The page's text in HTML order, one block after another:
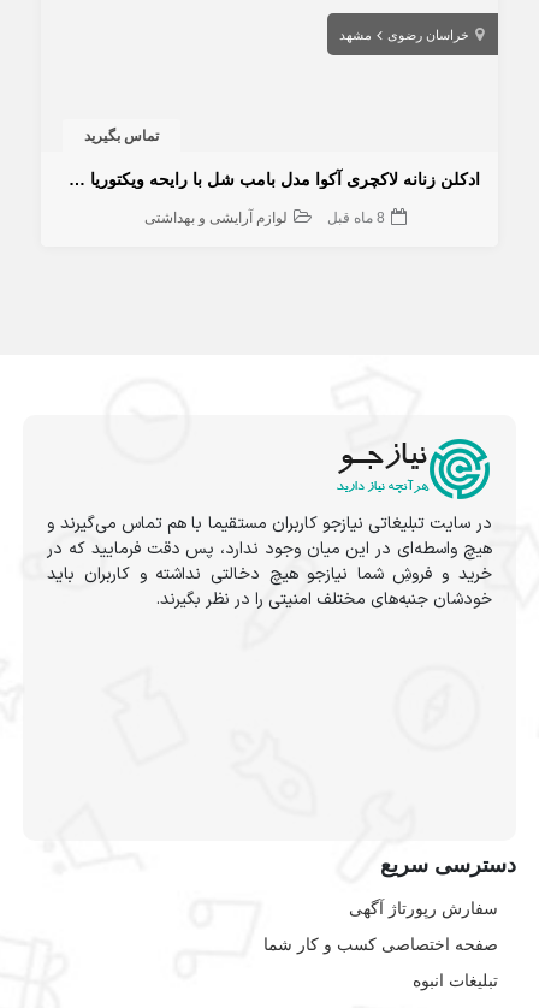
خراسان رضوی مشهد
تماس بگیرید
ادکلن زنانه لاکچری آکوا مدل بامب شل با رایحه ویکتوریا سکرت
8 ماه قبل لوازم آرایشی و بهداشتی
در سایت تبلیغاتی نیازجو کاربران مستقیما با هم تماس می‌گیرند و
هیچ واسطه‌ای در این میان وجود ندارد، پس دقت فرمایید که در
خرید و فروشِ شما نیازجو هیچ دخالتی نداشته و کاربران باید
خودشان جنبه‌های مختلف امنیتی را در نظر بگیرند.
دسترسی سریع
سفارش رپورتاژ آگهی
صفحه اختصاصی کسب و کار شما
تبلیغات انبوه